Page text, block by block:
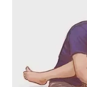
SERDANG